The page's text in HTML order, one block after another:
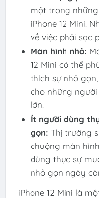
một trong
iPhone 12 Mini.
về việc phải sạc
Màn hình nhỏ:
12 Mini có thể
thích sự nhỏ
cho những
lớn.
Ít người dùng
gọn: Thị trường
chuộng màn
dùng thực sự
nhỏ gọn ngày
iPhone 12 Mini là